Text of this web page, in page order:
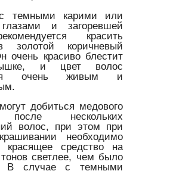
темными карими или
и загоревшей
красить
золотой коричневый
очень красиво блестит
и цвет волос
очень живым и
добиться медового
после нескольких
волос, при этом при
необходимо
красящее средство на
тонов светлее, чем было
В случае с темными